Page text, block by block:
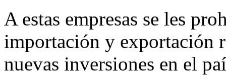
A estas empresas se les
importación y exportación
nuevas inversiones en el